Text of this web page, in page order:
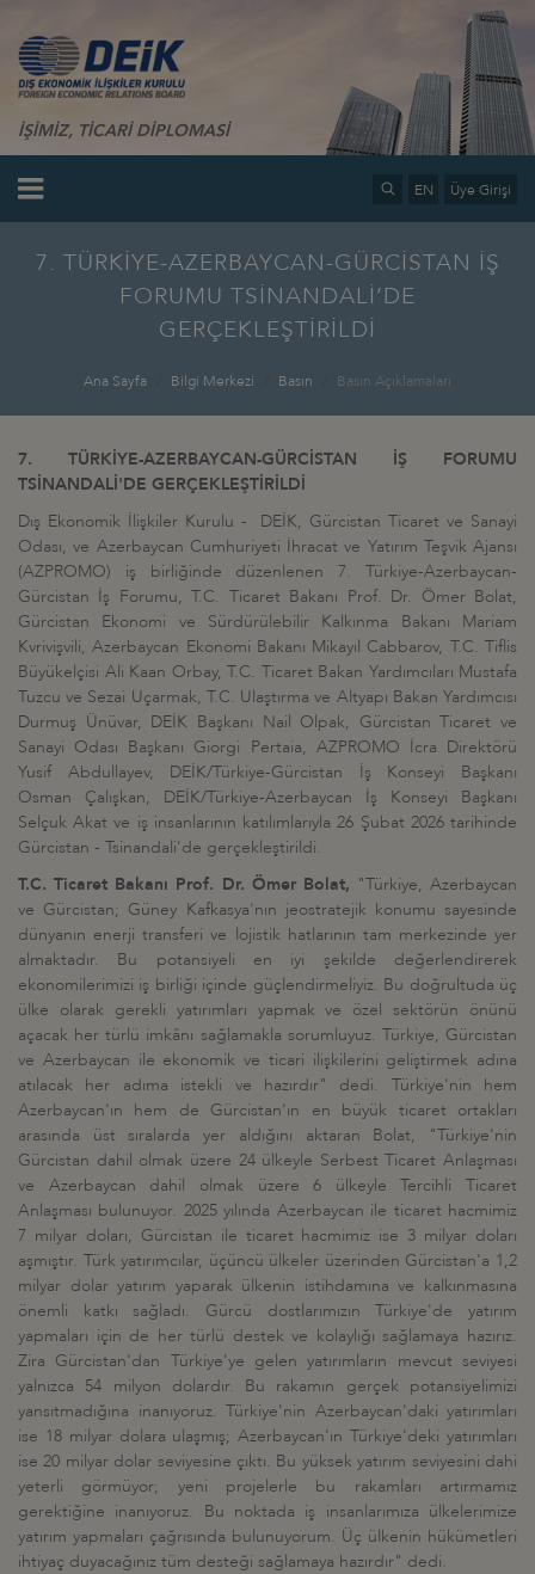
İŞİMİZ, TİCARİ DİPLOMASİ
EN Üye Girişi
7. TÜRKİYE-AZERBAYCAN-GÜRCİSTAN İŞ
FORUMU TSİNANDALİ’DE
GERÇEKLEŞTİRİLDİ
Ana Sayfa Bilgi Merkezi Basın Basın Açıklamaları
7. TÜRKİYE-AZERBAYCAN-GÜRCİSTAN İŞ FORUMU
TSİNANDALİ'DE GERÇEKLEŞTİRİLDİ
Dış Ekonomik İlişkiler Kurulu - DEİK, Gürcistan Ticaret ve Sanayi
Odası, ve Azerbaycan Cumhuriyeti İhracat ve Yatırım Teşvik Ajansı
(AZPROMO) iş birliğinde düzenlenen 7. Türkiye-Azerbaycan-
Gürcistan İş Forumu, T.C. Ticaret Bakanı Prof. Dr. Ömer Bolat,
Gürcistan Ekonomi ve Sürdürülebilir Kalkınma Bakanı Mariam
Kvrivişvili, Azerbaycan Ekonomi Bakanı Mikayıl Cabbarov, T.C. Tiflis
Büyükelçisi Ali Kaan Orbay, T.C. Ticaret Bakan Yardımcıları Mustafa
Tuzcu ve Sezai Uçarmak, T.C. Ulaştırma ve Altyapı Bakan Yardımcısı
Durmuş Ünüvar, DEİK Başkanı Nail Olpak, Gürcistan Ticaret ve
Sanayi Odası Başkanı Giorgi Pertaia, AZPROMO İcra Direktörü
Yusif Abdullayev, DEİK/Türkiye-Gürcistan İş Konseyi Başkanı
Osman Çalışkan, DEİK/Türkiye-Azerbaycan İş Konseyi Başkanı
Selçuk Akat ve iş insanlarının katılımlarıyla 26 Şubat 2026 tarihinde
Gürcistan - Tsinandali'de gerçekleştirildi.
T.C. Ticaret Bakanı Prof. Dr. Ömer Bolat, "Türkiye, Azerbaycan
ve Gürcistan; Güney Kafkasya'nın jeostratejik konumu sayesinde
dünyanın enerji transferi ve lojistik hatlarının tam merkezinde yer
almaktadır. Bu potansiyeli en iyi şekilde değerlendirerek
ekonomilerimizi iş birliği içinde güçlendirmeliyiz. Bu doğrultuda üç
ülke olarak gerekli yatırımları yapmak ve özel sektörün önünü
açacak her türlü imkânı sağlamakla sorumluyuz. Türkiye, Gürcistan
ve Azerbaycan ile ekonomik ve ticari ilişkilerini geliştirmek adına
atılacak her adıma istekli ve hazırdır" dedi. Türkiye'nin hem
Azerbaycan'ın hem de Gürcistan'ın en büyük ticaret ortakları
arasında üst sıralarda yer aldığını aktaran Bolat, "Türkiye'nin
Gürcistan dahil olmak üzere 24 ülkeyle Serbest Ticaret Anlaşması
ve Azerbaycan dahil olmak üzere 6 ülkeyle Tercihli Ticaret
Anlaşması bulunuyor. 2025 yılında Azerbaycan ile ticaret hacmimiz
7 milyar doları, Gürcistan ile ticaret hacmimiz ise 3 milyar doları
aşmıştır. Türk yatırımcılar, üçüncü ülkeler üzerinden Gürcistan'a 1,2
milyar dolar yatırım yaparak ülkenin istihdamına ve kalkınmasına
önemli katkı sağladı. Gürcü dostlarımızın Türkiye'de yatırım
yapmaları için de her türlü destek ve kolaylığı sağlamaya hazırız.
Zira Gürcistan'dan Türkiye'ye gelen yatırımların mevcut seviyesi
yalnızca 54 milyon dolardır. Bu rakamın gerçek potansiyelimizi
yansıtmadığına inanıyoruz. Türkiye'nin Azerbaycan'daki yatırımları
ise 18 milyar dolara ulaşmış; Azerbaycan'ın Türkiye'deki yatırımları
ise 20 milyar dolar seviyesine çıktı. Bu yüksek yatırım seviyesini dahi
yeterli görmüyor; yeni projelerle bu rakamları artırmamız
gerektiğine inanıyoruz. Bu noktada iş insanlarımıza ülkelerimize
yatırım yapmaları çağrısında bulunuyorum. Üç ülkenin hükümetleri
ihtiyaç duyacağınız tüm desteği sağlamaya hazırdır" dedi.